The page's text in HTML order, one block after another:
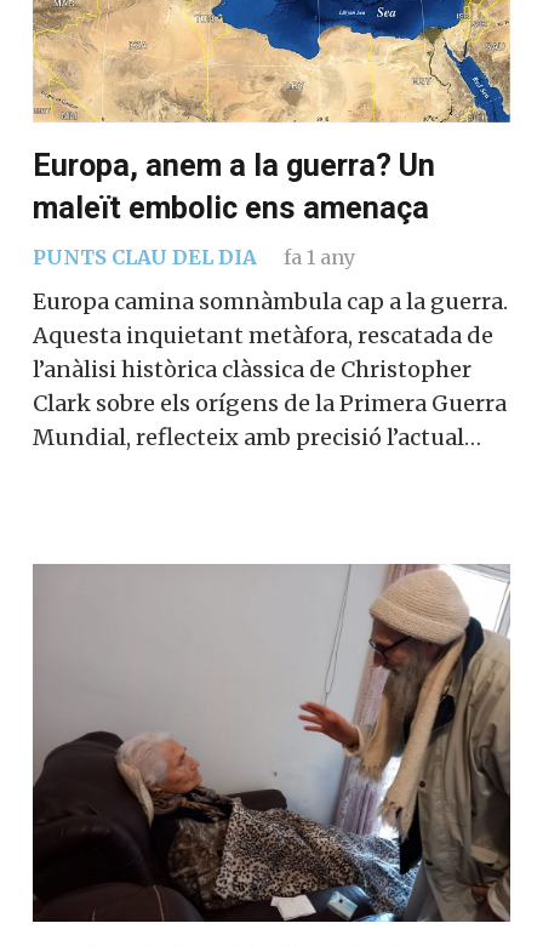
Europa, anem a la guerra? Un
maleït embolic ens amenaça
PUNTS CLAU DEL DIA fa 1 any
Europa camina somnàmbula cap a la guerra.
Aquesta inquietant metàfora, rescatada de
l’anàlisi històrica clàssica de Christopher
Clark sobre els orígens de la Primera Guerra
Mundial, reflecteix amb precisió l’actual…